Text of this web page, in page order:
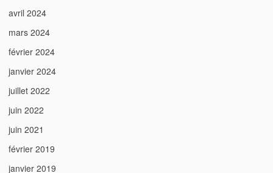
avril 2024
mars 2024
février 2024
janvier 2024
juillet 2022
juin 2022
juin 2021
février 2019
janvier 2019